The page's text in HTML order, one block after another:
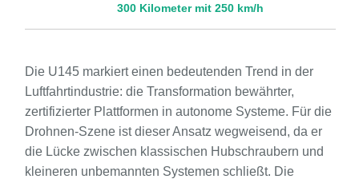
300 Kilometer mit 250 km/h
Die U145 markiert einen bedeutenden Trend in der
Luftfahrtindustrie: die Transformation bewährter,
zertifizierter Plattformen in autonome Systeme. Für die
Drohnen-Szene ist dieser Ansatz wegweisend, da er
die Lücke zwischen klassischen Hubschraubern und
kleineren unbemannten Systemen schließt. Die